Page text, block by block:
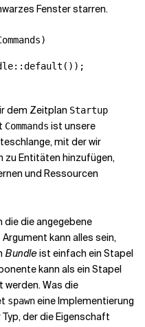
Fenster starren.
dem Zeitplan Startup
Commands ist unsere
mit der wir
zu Entitäten hinzufügen,
und Ressourcen
die die angegebene
kann alles sein,
Bundleist einfach ein Stapel
kann als ein Stapel
Was die
spawneine Implementierung
Typ, der die Eigenschaft